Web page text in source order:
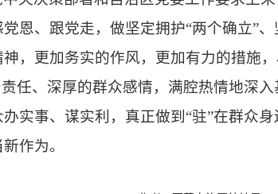
恩、跟党走，做坚定拥护“两个确立”
，更加务实的作风，更加有力的措施
任、深厚的群众感情，满腔热情地深
事、谋实利，真正做到“驻”在群众身
作为。